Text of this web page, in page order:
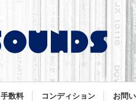
数料 コンディション お問